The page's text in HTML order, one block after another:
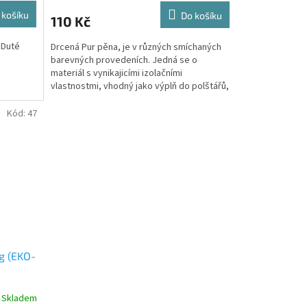
košíku 110 Kč Do košíku
Drcená Pur pěna, je v různých smíchaných
barevných provedeních. Jedná se o
materiál s vynikajicími izolačními
vlastnostmi, vhodný jako výplň do polštářů,
(EKO-
Skladem
Kód: 47